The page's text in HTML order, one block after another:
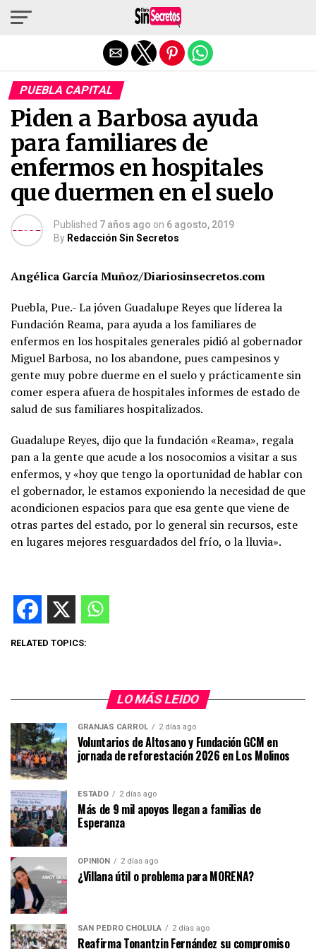
PUEBLA CAPITAL
Piden a Barbosa ayuda
para familiares de
enfermos en hospitales
que duermen en el suelo
Published 7 años ago on 6 agosto, 2019
By Redacción Sin Secretos
Angélica García Muñoz/Diariosinsecretos.com
Puebla, Pue.- La jóven Guadalupe Reyes que líderea la
Fundación Reama, para ayuda a los familiares de
enfermos en los hospitales generales pidió al gobernador
Miguel Barbosa, no los abandone, pues campesinos y
gente muy pobre duerme en el suelo y prácticamente sin
comer espera afuera de hospitales informes de estado de
salud de sus familiares hospitalizados.
Guadalupe Reyes, dijo que la fundación «Reama», regala
pan a la gente que acude a los nosocomios a visitar a sus
enfermos, y «hoy que tengo la oportunidad de hablar con
el gobernador, le estamos exponiendo la necesidad de que
acondicionen espacios para que esa gente que viene de
otras partes del estado, por lo general sin recursos, este
en lugares mejores resguardados del frío, o la lluvia».
RELATED TOPICS:
LO MÁS LEIDO
GRANJAS CARROL 2 días ago
Voluntarios de Altosano y Fundación GCM en
jornada de reforestación 2026 en Los Molinos
ESTADO 2 días ago
Más de 9 mil apoyos llegan a familias de
Esperanza
OPINIÓN 2 días ago
¿Villana útil o problema para MORENA?
SAN PEDRO CHOLULA 2 días ago
Reafirma Tonantzin Fernández su compromiso
Salir de la versión móvil